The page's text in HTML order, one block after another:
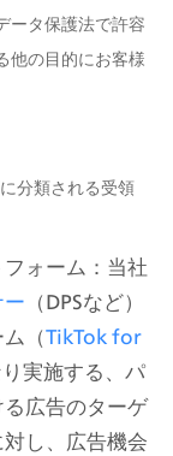
ータ保護法で許容
他の目的にお客様
分類される受領
ォーム：当社
（DPSなど）
ム（TikTok for
実施する、パ
広告のターゲ
し、広告機会